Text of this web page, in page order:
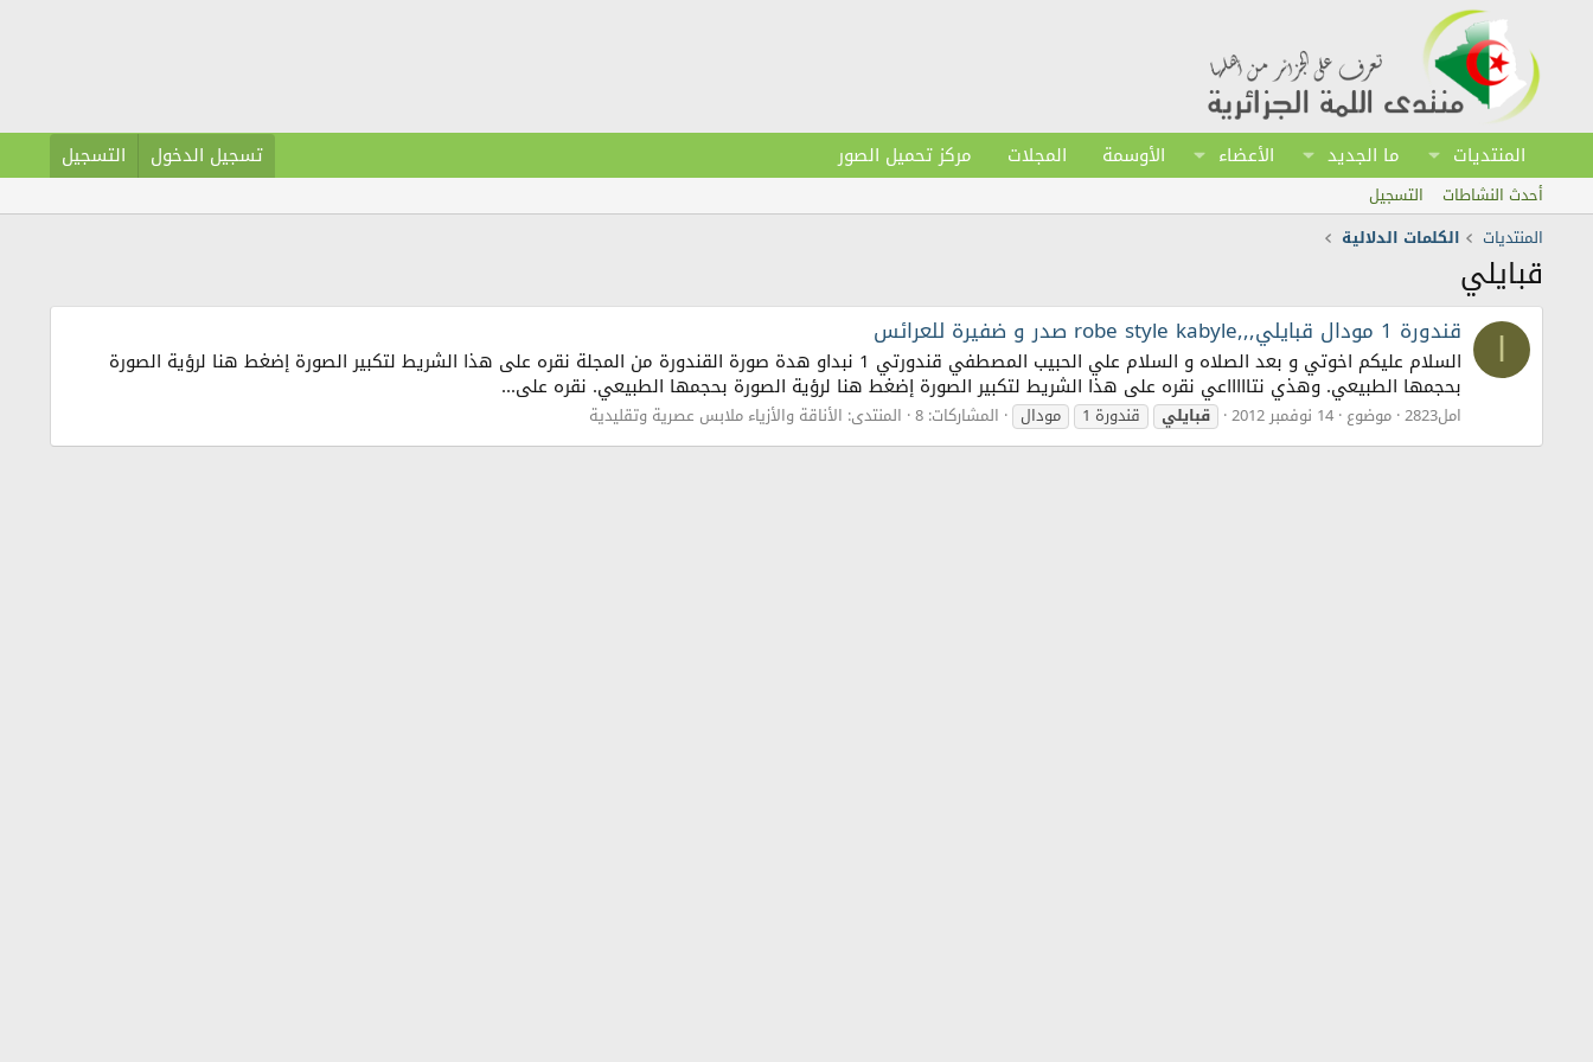
المنتديات ما الجديد الأعضاء الأوسمة المجلات مركز تحميل الصور تسجيل الدخول التسجيل
أحدث النشاطات
التسجيل
المنتديات
الكلمات الدلالية
قبايلي
قندورة 1 مودال قبايلي,,,robe style kabyle صدر و ضفيرة للعرائس
السلام عليكم اخوتي و بعد الصلاه و السلام علي الحبيب المصطفي قندورتي 1 نبداو هدة صورة القندورة من المجلة نقره على هذا الشريط لتكبير الصورة إضغط هنا لرؤية الصورة
بحجمها الطبيعي. وهذي نتاااااعي نقره على هذا الشريط لتكبير الصورة إضغط هنا لرؤية الصورة بحجمها الطبيعي. نقره على...
امل2823 موضوع 14 نوفمبر 2012 قبايلي قندورة 1 مودال المشاركات: 8 المنتدى: الأناقة والأزياء ملابس عصرية وتقليدية